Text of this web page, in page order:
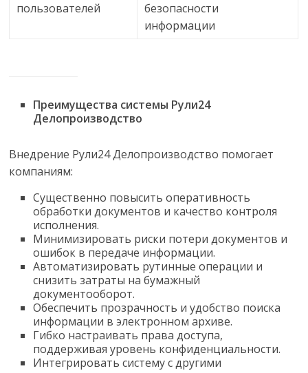
пользователей
безопасности
информации
Преимущества системы Рули24
Делопроизводство
Внедрение Рули24 Делопроизводство помогает
компаниям:
Существенно повысить оперативность
обработки документов и качество контроля
исполнения.
Минимизировать риски потери документов и
ошибок в передаче информации.
Автоматизировать рутинные операции и
снизить затраты на бумажный
документооборот.
Обеспечить прозрачность и удобство поиска
информации в электронном архиве.
Гибко настраивать права доступа,
поддерживая уровень конфиденциальности.
Интегрировать систему с другими